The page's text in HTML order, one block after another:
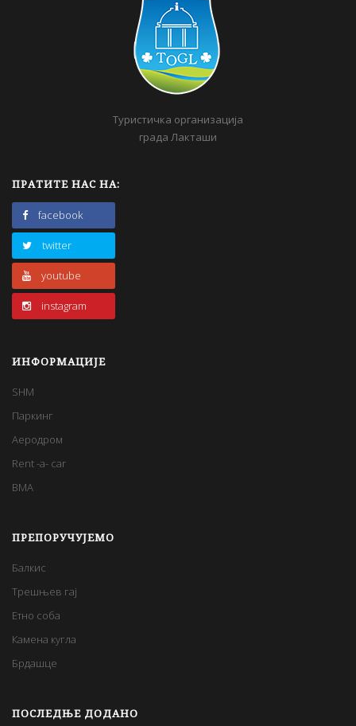
Туристичка организација
града Лакташи
ПРАТИТЕ НАС НА:
facebook
twitter
youtube
instagram
ИНФОРМАЦИЈЕ
SHM
Паркинг
Аеродром
Rent -a- car
BMA
ПРЕПОРУЧУЈЕМО
Балкис
Трешњев гај
Етно соба
Камена кугла
Брдашце
ПОСЛЕДЊЕ ДОДАНО